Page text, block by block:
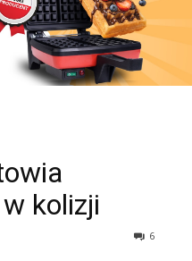
kolizji
6